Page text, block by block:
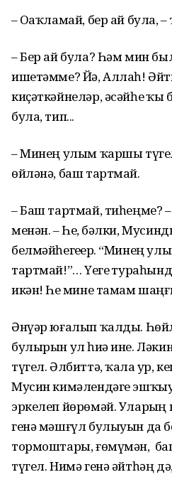
– Оҙаҡламай, бер ай була,
– Бер ай була? Һәм мин
ишетәмме? Йә, Аллаһ!
киҫәткәйнеләр, әсәйһеҙ
була, тип...
– Минең улым ҡаршы
өйләнә, баш тартмай.
– Баш тартмай, тиһеңме? –
менән. – Һеҙ, бәлки,
белмәйһегеҙҙер. “Минең
тартмай!”… Үҙегеҙ
икән! Һеҙ мине тамам
Әнүәр юғалып ҡалды.
булырын ул һиҙә ине.
түгел. Әлбиттә, ҡала ҙур,
Мусин кимәлендәге
эркелеп йөрөмәй.
генә мәшғүл булыуын да
тормоштары, ғөмүмән,
түгел. Нимә генә әйтһәң